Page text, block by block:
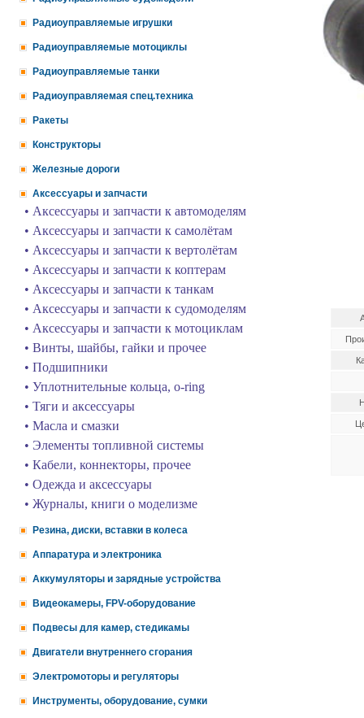
Радиоуправляемые игрушки
Радиоуправляемые мотоциклы
Радиоуправляемые танки
Радиоуправляемая спец.техника
Ракеты
Конструкторы
Железные дороги
Аксессуары и запчасти
• Аксессуары и запчасти к автомоделям
• Аксессуары и запчасти к самолётам
• Аксессуары и запчасти к вертолётам
• Аксессуары и запчасти к коптерам
• Аксессуары и запчасти к танкам
• Аксессуары и запчасти к судомоделям
• Аксессуары и запчасти к мотоциклам
• Винты, шайбы, гайки и прочее
• Подшипники
• Уплотнительные кольца, o-ring
• Тяги и аксессуары
• Масла и смазки
• Элементы топливной системы
• Кабели, коннекторы, прочее
• Одежда и аксессуары
• Журналы, книги о моделизме
Резина, диски, вставки в колеса
Аппаратура и электроника
Аккумуляторы и зарядные устройства
Видеокамеры, FPV-оборудование
Подвесы для камер, стедикамы
Двигатели внутреннего сгорания
Электромоторы и регуляторы
Инструменты, оборудование, сумки